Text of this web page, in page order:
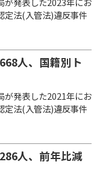
定法(入管法)違反事件
人、国籍別ト
発表した2021年にお
定法(入管法)違反事件
人、前年比減